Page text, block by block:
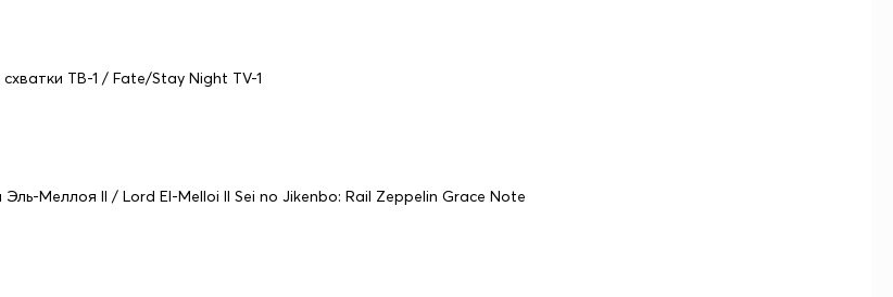
ТВ-1 / Fate/Stay Night TV-1
Меллоя II / Lord El-Melloi II Sei no Jikenbo: Rail Zeppelin Grace Note